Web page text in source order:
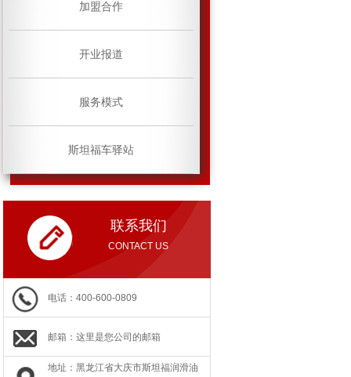
加盟合作
开业报道
服务模式
斯坦福车驿站
联系我们
CONTACT US
电话：400-600-0809
邮箱：这里是您公司的邮箱
地址：黑龙江省大庆市斯坦福润滑油